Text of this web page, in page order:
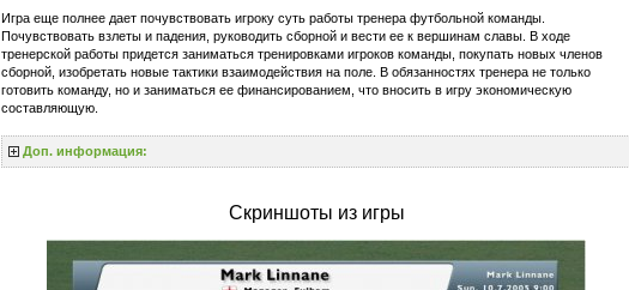
Игра еще полнее дает почувствовать игроку суть работы тренера футбольной команды.
Почувствовать взлеты и падения, руководить сборной и вести ее к вершинам славы. В ходе
тренерской работы придется заниматься тренировками игроков команды, покупать новых членов
сборной, изобретать новые тактики взаимодействия на поле. В обязанностях тренера не только
готовить команду, но и заниматься ее финансированием, что вносить в игру экономическую
составляющую.
Доп. информация:
Скриншоты из игры